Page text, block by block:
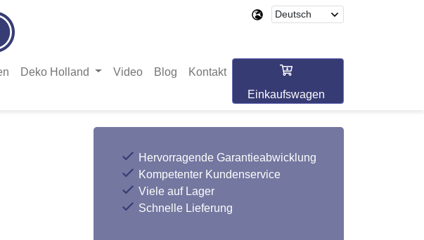
Deko Holland Video Blog
Kontakt
Einkaufswagen
Hervorragende Garantieabwicklung
Kompetenter Kundenservice
Viele auf Lager
Schnelle Lieferung